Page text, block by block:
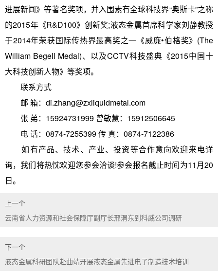
进展新闻》等著名奖项，并入围素有全球科技界“奥斯卡”之称
的2015年《R&D100》创新奖;液态金属首席科学家刘静教授
于2014年荣获国际传热界最高奖之一《威廉•伯格奖》(The
William Begell Medal)、以及CCTV科技盛典《2015中国十
大科技创新人物》等奖项。
联系方式
邮 箱：di.zhang@zxliquidmetal.com
张 弟：15924731999 曾敏慧：15912506645
电 话：0874-7255399 传 真：0874-7122386
如有产品、技术、产业、投资等合作意向欢迎来电详
询，我们将热忱欢迎您参会洽谈!参会报名截止时间为11月20
日。
上一个
云南省人力资源和社会保障厅副厅长邢渭东到科威公司调研
下一个
液态金属科研团队赴曲靖开展液态金属先进电子制造技术培训